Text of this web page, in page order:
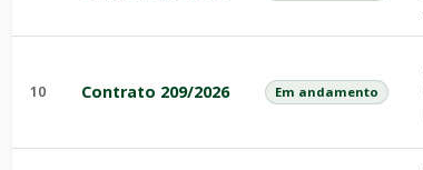
10 Contrato 209/2026 Em andamento